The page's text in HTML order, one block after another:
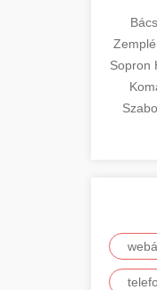
Sopron